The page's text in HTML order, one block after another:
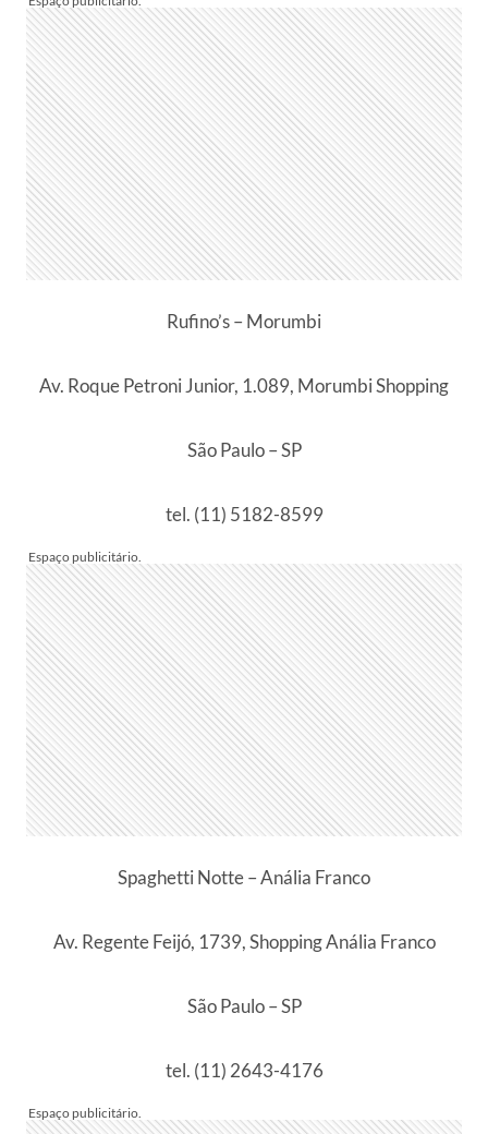
Rufino’s – Morumbi
Av. Roque Petroni Junior, 1.089, Morumbi Shopping
São Paulo – SP
tel. (11) 5182-8599
Spaghetti Notte – Anália Franco
Av. Regente Feijó, 1739, Shopping Anália Franco
São Paulo – SP
tel. (11) 2643-4176